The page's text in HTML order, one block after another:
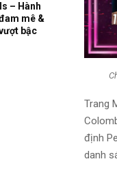
Trang
định
danh
– Hành
mê &
bậc